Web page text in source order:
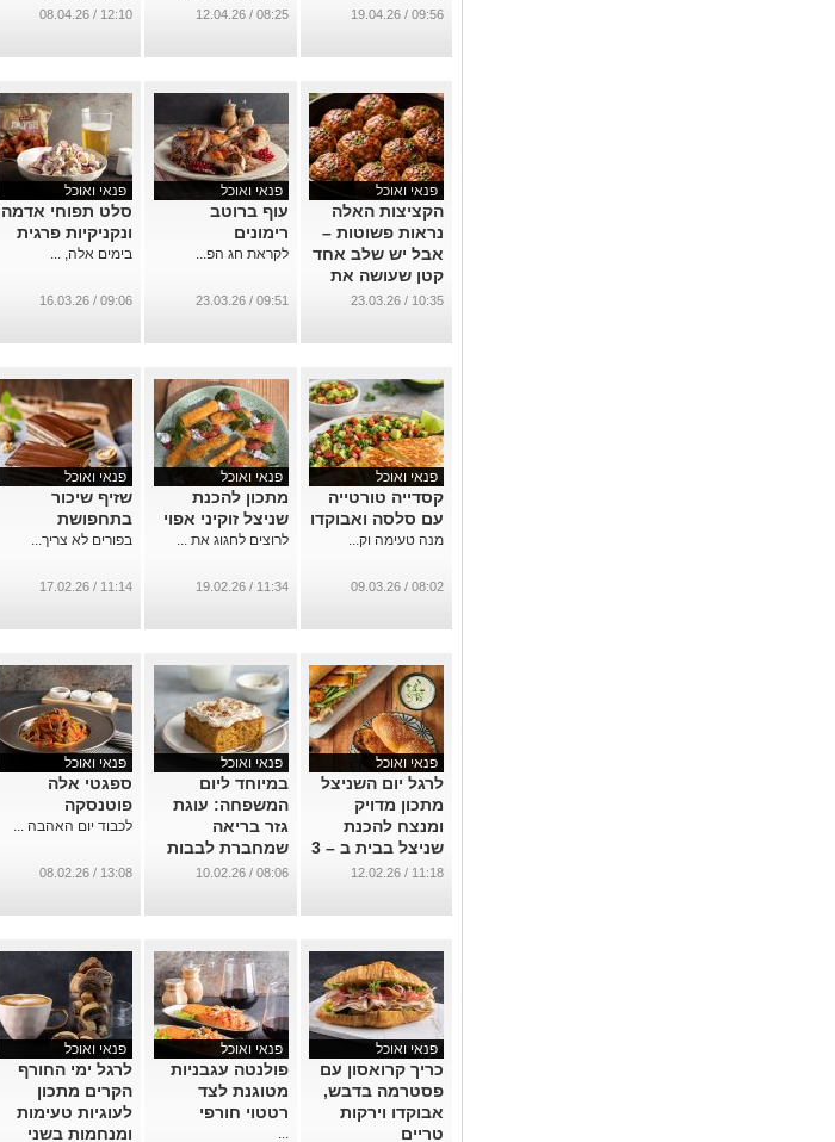
09:56 / 19.04.26
שונות
08:25 / 12.04.26
...
12:10 / 08.04.26
פנאי ואוכל
הקציצות האלה
נראות פשוטות –
אבל יש שלב אחד
קטן שעושה את
כל ההבדל
10:35 / 23.03.26
פנאי ואוכל
עוף ברוטב
רימונים
לקראת חג הפ...
09:51 / 23.03.26
פנאי ואוכל
סלט תפוחי אדמה
ונקניקיות פרגית
בימים אלה, ...
09:06 / 16.03.26
פנאי ואוכל
קסדייה טורטייה
עם סלסה ואבוקדו
מנה טעימה וק...
08:02 / 09.03.26
פנאי ואוכל
מתכון להכנת
שניצל זוקיני אפוי
לרוצים לחגוג את ...
11:34 / 19.02.26
פנאי ואוכל
שזיף שיכור
בתחפושת
בפורים לא צריך...
11:14 / 17.02.26
פנאי ואוכל
לרגל יום השניצל
מתכון מדויק
ומנצח להכנת
שניצל בבית ב – 3
אופציות הגשה
...
11:18 / 12.02.26
פנאי ואוכל
במיוחד ליום
המשפחה: עוגת
גזר בריאה
שמחברת לבבות
...
08:06 / 10.02.26
פנאי ואוכל
ספגטי אלה
פוטנסקה
לכבוד יום האהבה ...
13:08 / 08.02.26
פנאי ואוכל
כריך קרואסון עם
פסטרמה בדבש,
אבוקדו וירקות
טריים
פנאי ואוכל
פולנטה עגבניות
מטוגנת לצד
רטטוי חורפי
...
פנאי ואוכל
לרגל ימי החורף
הקרים מתכון
לעוגיות טעימות
ומנחמות בשני